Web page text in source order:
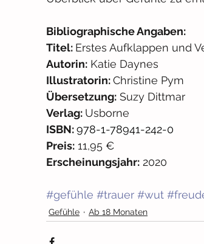
Bibliographische Angaben:
Titel: Erstes Aufklappen und
Autorin: Katie Daynes
Illustratorin: Christine Pym
Übersetzung: Suzy Dittmar
Verlag: Usborne
ISBN: 978-1-78941-242-0
Preis: 11,95 €
Erscheinungsjahr: 2020
#gefühle #trauer #wut
Gefühle Ab 18 Monaten